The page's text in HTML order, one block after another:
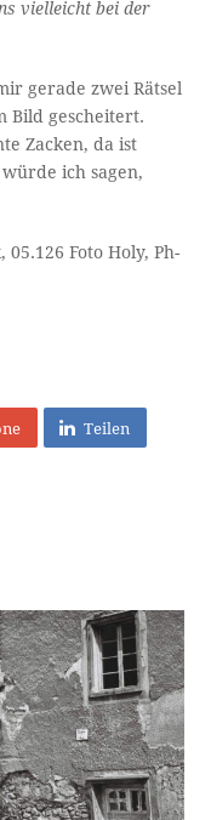
vielleicht bei der
gerade zwei Rätsel
Bild gescheitert.
Zacken, da ist
ich sagen,
Foto Holy, Ph-
Teilen